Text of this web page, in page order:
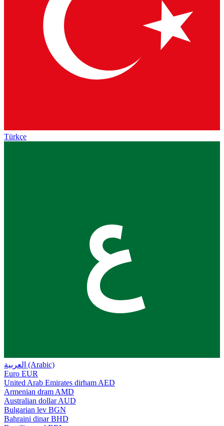
Türkçe
ع
العربية (Arabic)
Euro EUR
United Arab Emirates dirham AED
Armenian dram AMD
Australian dollar AUD
Bulgarian lev BGN
Bahraini dinar BHD